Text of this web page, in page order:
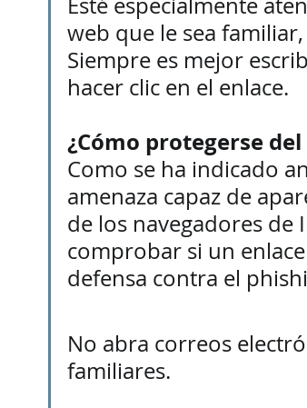
web que le sea
Siempre es mejor
hacer clic en el enlace.
¿Cómo protegerse
Como se ha indicado
amenaza capaz de
de los navegadores
comprobar si un
defensa contra el
No abra correos
familiares.